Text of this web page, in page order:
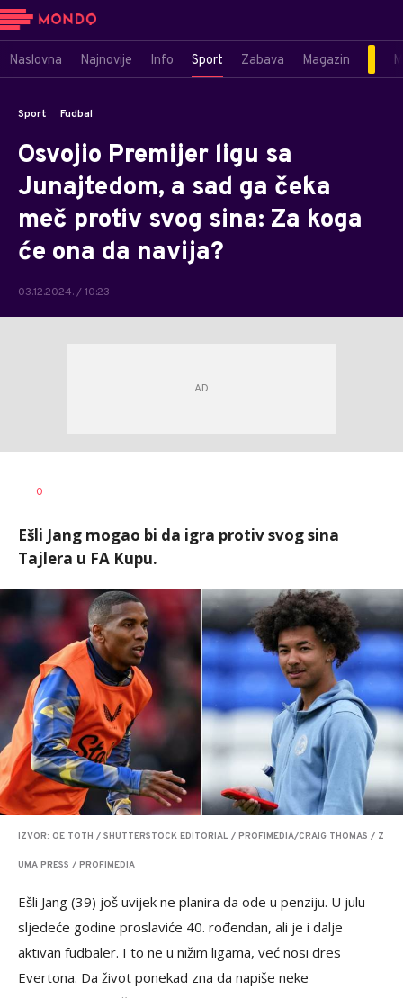
Naslovna Najnovije Info Sport Zabava Magazin
Sport Fudbal
Osvojio Premijer ligu sa
Junajtedom, a sad ga čeka
meč protiv svog sina: Za koga
će ona da navija?
03.12.2024. / 10:23
AUTOR
0
Ešli Jang mogao bi da igra protiv svog sina
Tajlera u FA Kupu.
IZVOR: OE TOTH / SHUTTERSTOCK EDITORIAL / PROFIMEDIA/CRAIG THOMAS / Z
UMA PRESS / PROFIMEDIA
Ešli Jang (39) još uvijek ne planira da ode u penziju. U julu
sljedeće godine proslaviće 40. rođendan, ali je i dalje
aktivan fudbaler. I to ne u nižim ligama, već nosi dres
Evertona. Da život ponekad zna da napiše neke